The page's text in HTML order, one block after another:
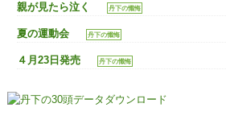
親が見たら泣く 丹下の懺悔
夏の運動会 丹下の懺悔
４月23日発売 丹下の懺悔